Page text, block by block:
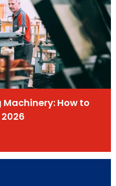
Machinery: How to